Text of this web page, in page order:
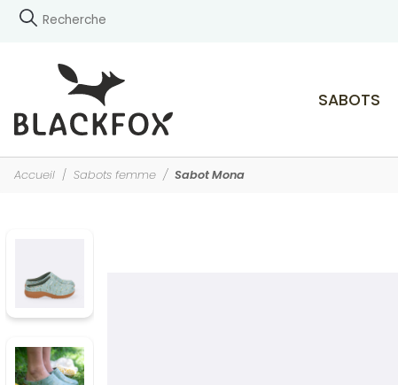
SABOTS
Accueil Sabots femme Sabot Mona